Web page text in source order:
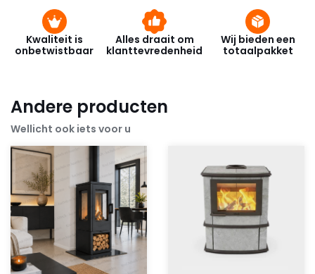
Kwaliteit is
onbetwistbaar
Alles draait om
klanttevredenheid
Wij bieden een
totaalpakket
Andere producten
Wellicht ook iets voor u